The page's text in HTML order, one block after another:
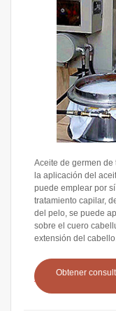
Aceite de germen de
la aplicación del
puede emplear por
tratamiento capilar,
del pelo, se puede
sobre el cuero
extensión del
Obtener